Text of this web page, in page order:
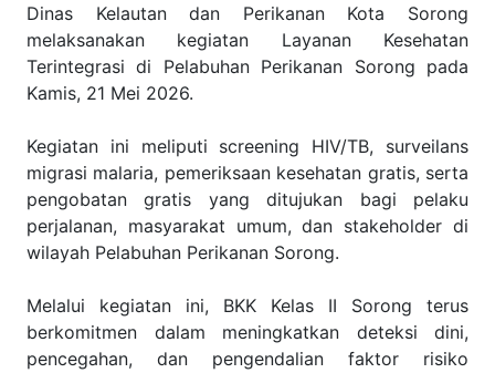
Dinas Kelautan dan Perikanan Kota Sorong
melaksanakan kegiatan Layanan Kesehatan
Terintegrasi di Pelabuhan Perikanan Sorong pada
Kamis, 21 Mei 2026.
Kegiatan ini meliputi screening HIV/TB, surveilans
migrasi malaria, pemeriksaan kesehatan gratis, serta
pengobatan gratis yang ditujukan bagi pelaku
perjalanan, masyarakat umum, dan stakeholder di
wilayah Pelabuhan Perikanan Sorong.
Melalui kegiatan ini, BKK Kelas II Sorong terus
berkomitmen dalam meningkatkan deteksi dini,
pencegahan, dan pengendalian faktor risiko